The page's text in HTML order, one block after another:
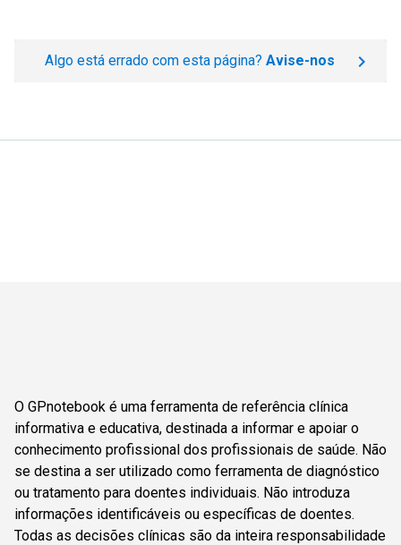
Algo está errado com esta página? Avise-nos
O GPnotebook é uma ferramenta de referência clínica
informativa e educativa, destinada a informar e apoiar o
conhecimento profissional dos profissionais de saúde. Não
se destina a ser utilizado como ferramenta de diagnóstico
ou tratamento para doentes individuais. Não introduza
informações identificáveis ou específicas de doentes.
Todas as decisões clínicas são da inteira responsabilidade